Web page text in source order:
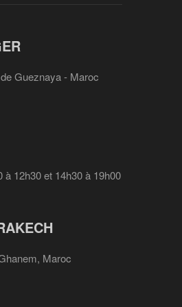
Gueznaya - Maroc
à 12h30 et 14h30 à 19h00
Maroc